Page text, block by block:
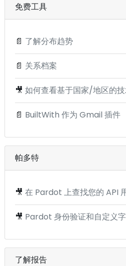
免费工具
📄 了解分布趋势
📄 关系档案
🎥 如何查看基于国家/地区的
📄 BuiltWith 作为 Gmail 插件
帕多特
🎥 在 Pardot 上查找您的 API
🎥 Pardot 身份验证和自定义
了解报告